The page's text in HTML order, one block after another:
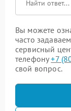
Вы можете
часто
сервисный
телефону+7
свой вопрос.